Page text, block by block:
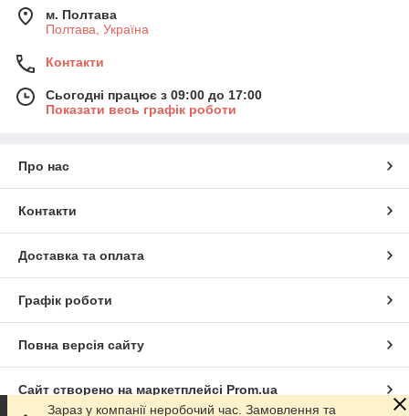
м. Полтава
Полтава, Україна
Контакти
Сьогодні працює з 09:00 до 17:00
Показати весь графік роботи
Про нас
Контакти
Доставка та оплата
Графік роботи
Повна версія сайту
Сайт створено на маркетплейсі Prom.ua
Зараз у компанії неробочий час. Замовлення та